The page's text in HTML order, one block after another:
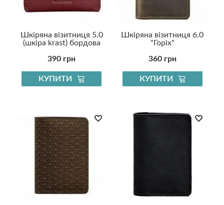
Шкіряна візитниця 5.0
(шкіра krast) бордова
390 грн
КУПИТИ
Шкіряна візитниця 6.0
"Горіх"
360 грн
КУПИТИ